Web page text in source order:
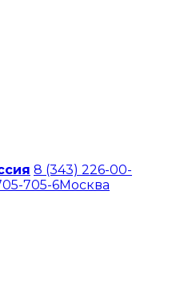
8 (343) 226-00-
705-6Москва